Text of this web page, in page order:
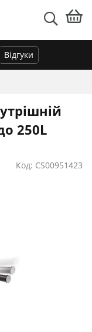
Відгуки
250L
Код: CS00951423